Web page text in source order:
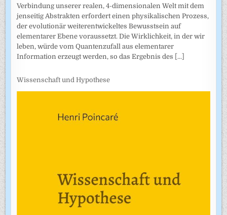
Verbindung unserer realen, 4-dimensionalen Welt mit dem
jenseitig Abstrakten erfordert einen physikalischen Prozess,
der evolutionär weiterentwickeltes Bewusstsein auf
elementarer Ebene voraussetzt. Die Wirklichkeit, in der wir
leben, würde vom Quantenzufall aus elementarer
Information erzeugt werden, so das Ergebnis des [...]
Wissenschaft und Hypothese